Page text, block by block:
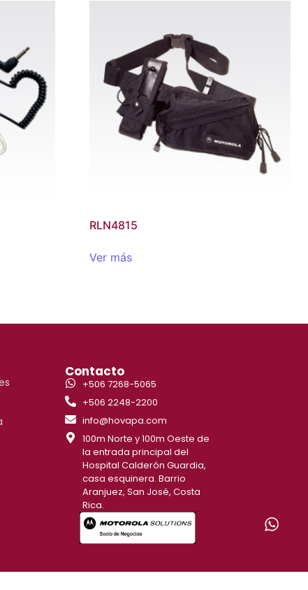
RLN4815
Ver más
Contacto
+506 7268-5065
+506 2248-2200
info@hovapa.com
100m Norte y 100m Oeste de
la entrada principal del
Hospital Calderón Guardia,
casa esquinera. Barrio
Aranjuez, San José, Costa
Rica.